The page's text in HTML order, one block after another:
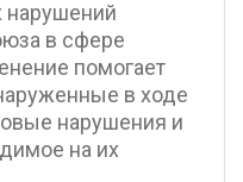
нарушений
в сфере
помогает
в ходе
нарушения и
на их